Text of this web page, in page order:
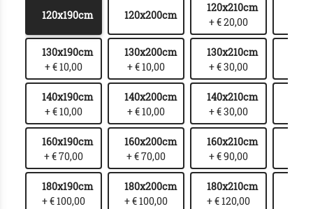
120x190cm 120x200cm
120x210cm
+ € 20,00
130x190cm
+ € 10,00
130x200cm
+ € 10,00
130x210cm
+ € 30,00
140x190cm
+ € 10,00
140x200cm
+ € 10,00
140x210cm
+ € 30,00
160x190cm
+ € 70,00
160x200cm
+ € 70,00
160x210cm
+ € 90,00
180x190cm
+ € 100,00
180x200cm
+ € 100,00
180x210cm
+ € 120,00